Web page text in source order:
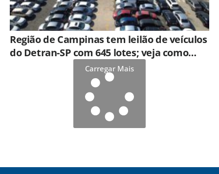
Região de Campinas tem leilão de veículos
do Detran-SP com 645 lotes; veja como
Carregar Mais